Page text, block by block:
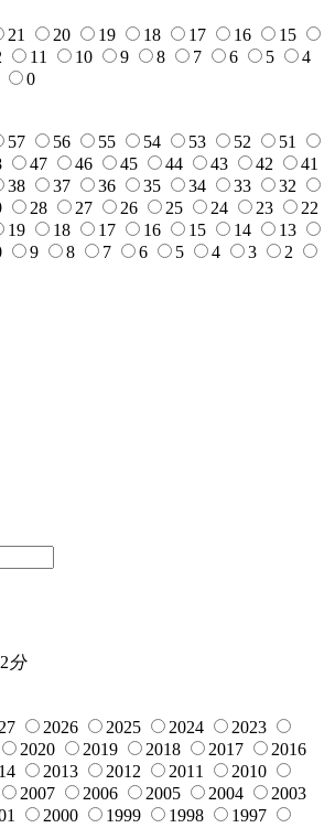
21 20 19 18 17 16
15
11 10 9 8 7 6 5
4
0
57 56 55 54 53 52
51
47 46 45 44 43 42
41
38 37 36 35 34 33
32
28 27 26 25 24 23
22
19 18 17 16 15 14
13
9 8 7 6 5 4 3
2
分
2026 2025 2024
2023
2020 2019 2018 2017
2016
2013 2012 2011
2010
2007 2006 2005 2004
2003
2000 1999 1998
1997